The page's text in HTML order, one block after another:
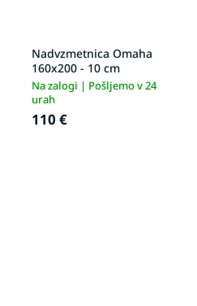
Nadvzmetnica Omaha
160x200 - 10 cm
Na zalogi | Pošljemo v 24
urah
110 €